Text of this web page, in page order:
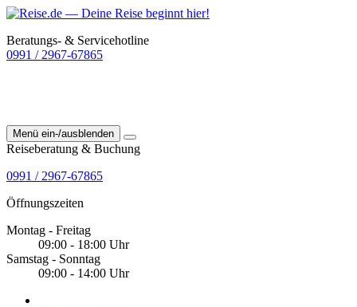
Beratungs- & Servicehotline
0991 / 2967-67865
Menü ein-/ausblenden
Reiseberatung & Buchung
0991 / 2967-67865
Öffnungszeiten
Montag - Freitag
09:00 - 18:00 Uhr
Samstag - Sonntag
09:00 - 14:00 Uhr